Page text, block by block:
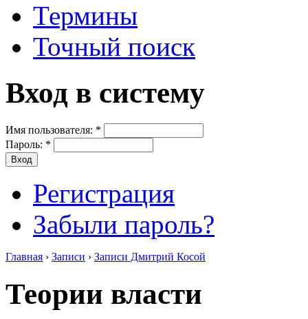
Термины
Точный поиск
Вход в систему
Имя пользователя: *
Пароль: *
Регистрация
Забыли пароль?
Главная › Записи › Записи Дмитрий Косой
Теории власти